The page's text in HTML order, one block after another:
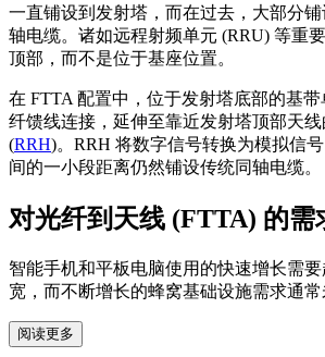
一直铺设到发射塔，而在过去，大部分
轴电缆。诸如远程射频单元 (RRU) 等重
顶部，而不是位于基座位置。
在 FTTA 配置中，位于发射塔底部的基带
纤馈线连接，延伸至靠近发射塔顶部天
(RRH)。RRH 将数字信号转换为模拟信
间的一小段距离仍然铺设传统同轴电缆。
对光纤到天线 (FTTA) 的需
智能手机和平板电脑使用的快速增长需
宽，而不断增长的蜂窝基础设施需求通常
阅读更多